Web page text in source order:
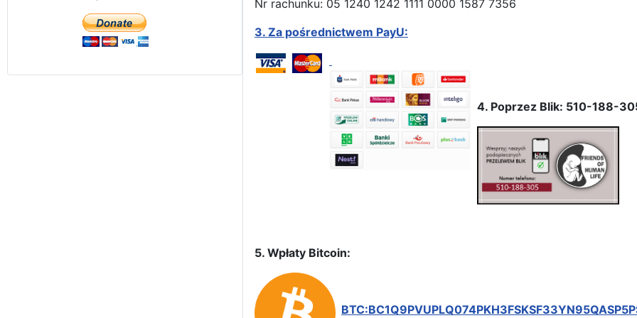
Nr rachunku: 05 1240 1242 1111 0000 1587 7356
3. Za pośrednictwem PayU:
4. Poprzez Blik: 510-188-
5. Wpłaty Bitcoin: